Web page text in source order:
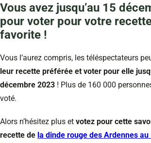
Vous avez jusqu’au 15
pour voter pour votre
favorite !
Vous l’aurez compris, les téléspectateurs
leur recette préférée et voter pour elle
décembre 2023 ! Plus de 160 000
voté.
Alors n’hésitez plus et votez pour cette
recette de la dinde rouge des Ardennes au